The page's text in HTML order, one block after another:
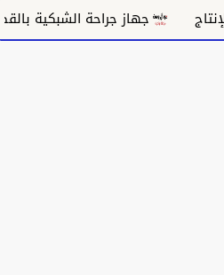
جهاز جراحة الشبكية بالقضارف